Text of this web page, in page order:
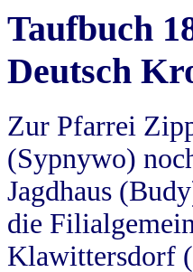
Taufbuch
Deutsch
Zur Pfarrei
(Sypnywo)
Jagdhaus
die
Klawittersdorf